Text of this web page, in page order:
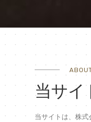
当サイ
当サイトは、株式